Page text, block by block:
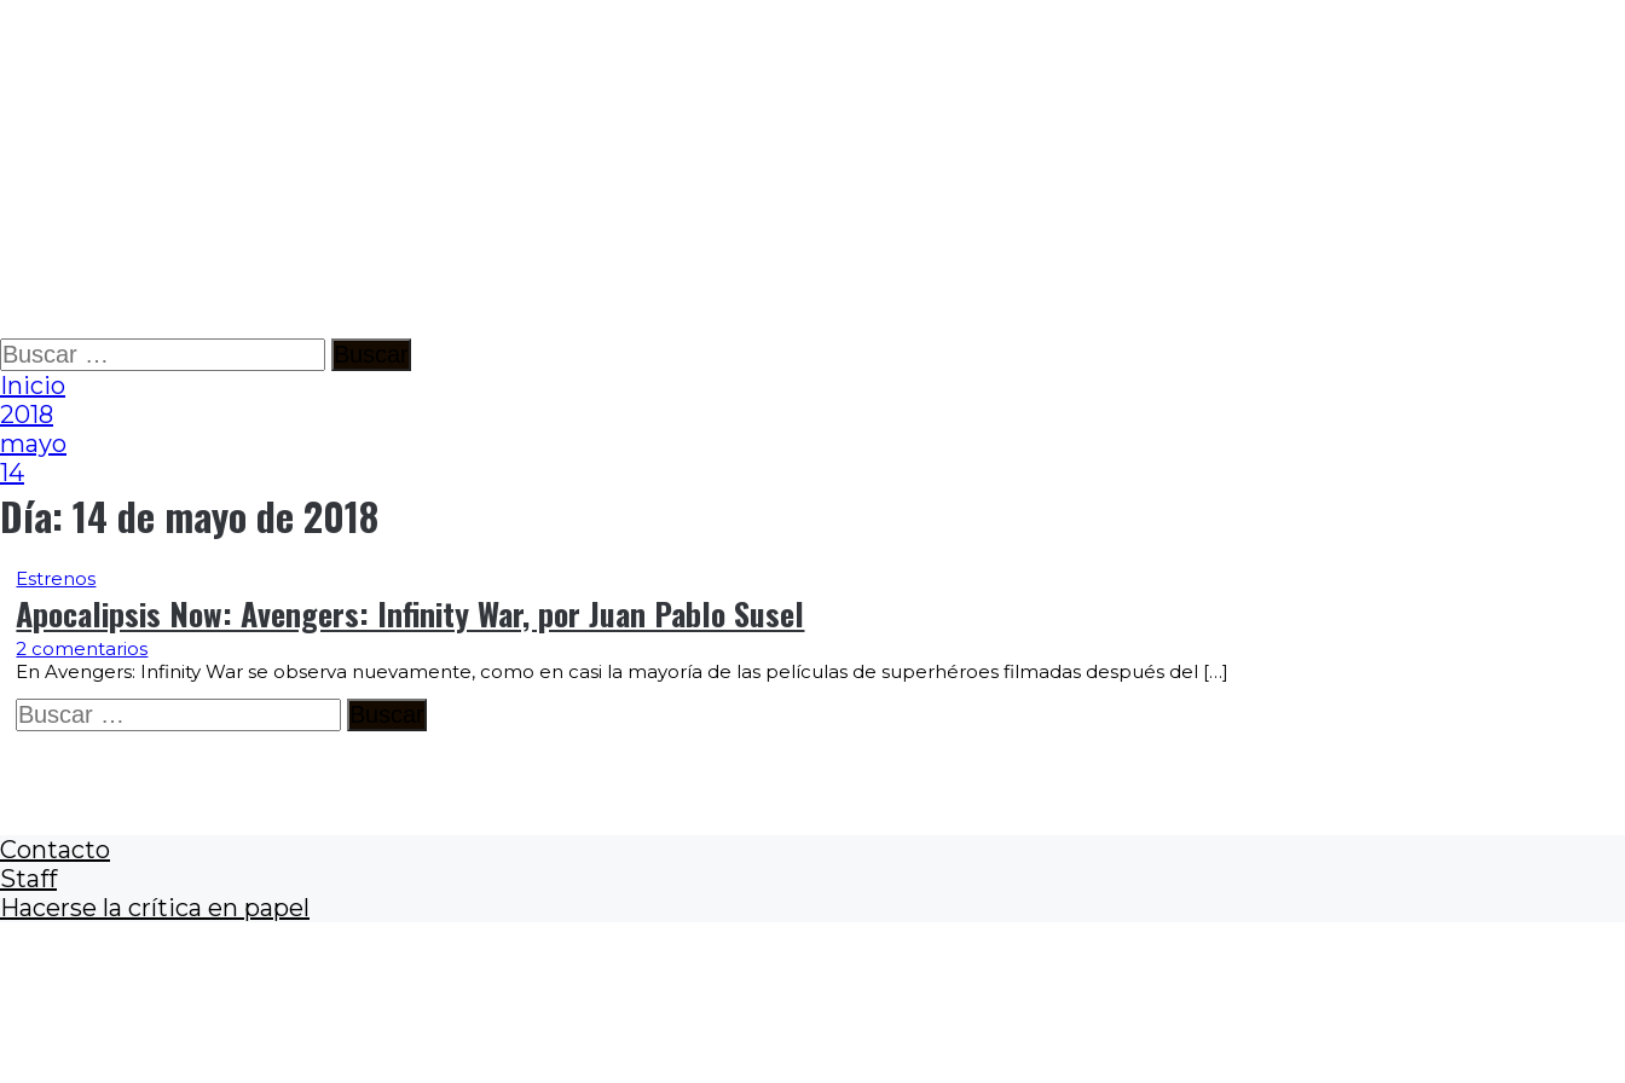
Ir
al
contenido
Buscar:
Inicio
2018
mayo
14
Día:14 de mayo de 2018
Estrenos
Apocalipsis Now: Avengers: Infinity War, por Juan Pablo Susel
2 comentarios
En Avengers: Infinity War se observa nuevamente, como en casi la mayoría de las películas de superhéroes filmadas después del […]
Buscar:
Contacto
Staff
Hacerse la crítica en papel